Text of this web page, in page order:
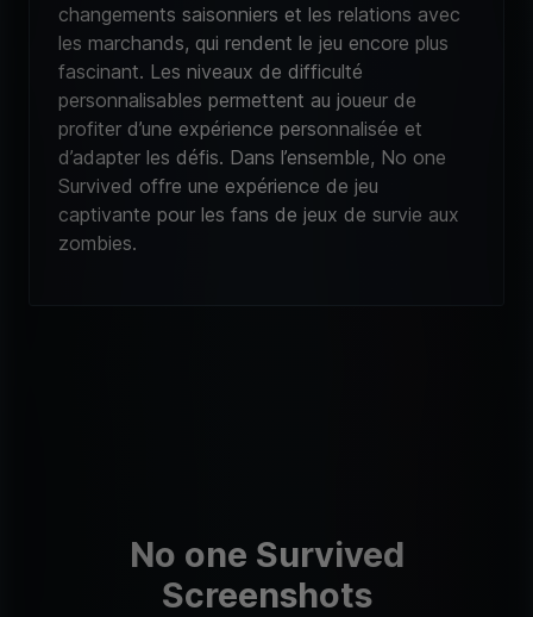
changements saisonniers et les relations avec
les marchands, qui rendent le jeu encore plus
fascinant. Les niveaux de difficulté
personnalisables permettent au joueur de
profiter d’une expérience personnalisée et
d’adapter les défis. Dans l’ensemble, No one
Survived offre une expérience de jeu
captivante pour les fans de jeux de survie aux
zombies.
No one Survived
Screenshots